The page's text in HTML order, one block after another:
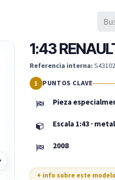
1:43
Referencia interna:
PUNTOS CLAVE
Pieza
Escala 1:43 · metal
2008
+ info sobre este